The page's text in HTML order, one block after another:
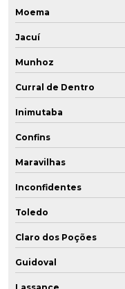
Moema
Jacuí
Munhoz
Curral de Dentro
Inimutaba
Confins
Maravilhas
Inconfidentes
Toledo
Claro dos Poções
Guidoval